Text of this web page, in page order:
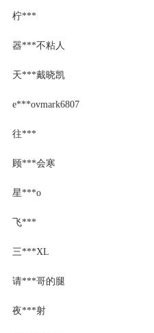
柠***
器***不粘人
天***戴晓凯
e***ovmark6807
往***
顾***会寒
星***o
飞***
三***XL
请***哥的腿
夜***射